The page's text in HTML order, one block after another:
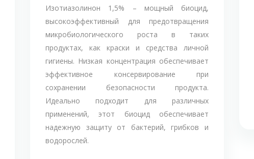
Изотиазолинон 1,5% – мощный биоцид,
высокоэффективный для предотвращения
микробиологического роста в таких
продуктах, как краски и средства личной
гигиены. Низкая концентрация обеспечивает
эффективное консервирование при
сохранении безопасности продукта.
Идеально подходит для различных
применений, этот биоцид обеспечивает
надежную защиту от бактерий, грибков и
водорослей.